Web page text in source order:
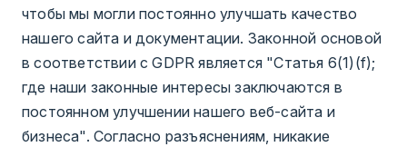
чтобы мы могли постоянно улучшать качество
нашего сайта и документации. Законной основой
в соответствии с GDPR является "Статья 6(1)(f);
где наши законные интересы заключаются в
постоянном улучшении нашего веб-сайта и
бизнеса". Согласно разъяснениям, никакие